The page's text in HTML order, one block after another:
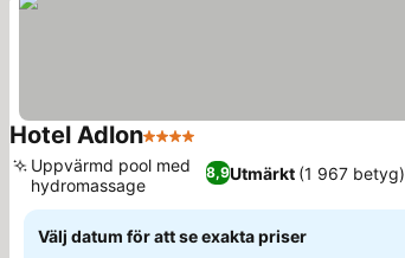
Hotel Adlon4 Stjärnor
8,9Utmärkt (1 967 betyg)
Uppvärmd pool med
hydromassage
Välj datum för att se exakta priser